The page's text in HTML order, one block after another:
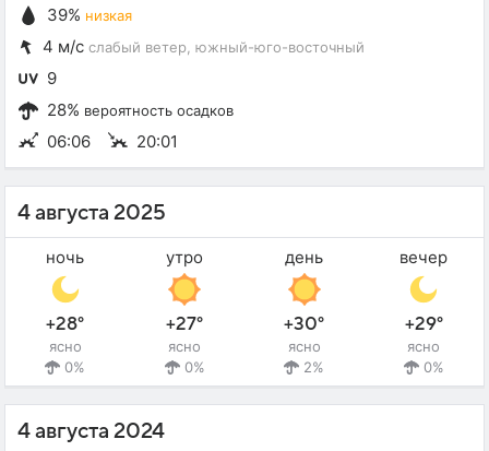
39% низкая
4 м/с слабый ветер , южный-юго-восточный
9
28% вероятность осадков
06:06 20:01
4 августа 2025
ночь
+28°
ясно
0%
утро
+27°
ясно
0%
день
+30°
ясно
2%
вечер
+29°
ясно
0%
4 августа 2024